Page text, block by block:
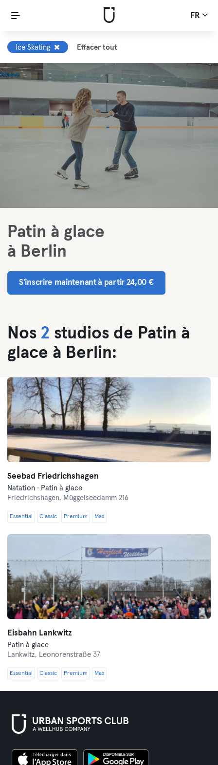
FR
Ice Skating Effacer tout
Patin à glace
à Berlin
S'inscrire maintenant à partir 24,00 €
Nos 2 studios de Patin à
glace à Berlin:
Seebad Friedrichshagen
Natation · Patin à glace
Friedrichshagen, Müggelseedamm 216
Essential Classic Premium Max
Eisbahn Lankwitz
Patin à glace
Lankwitz, Leonorenstraße 37
Essential Classic Premium Max